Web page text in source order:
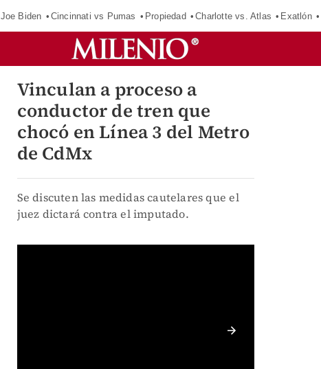
Joe Biden Cincinnati vs Pumas Propiedad Charlotte vs. Atlas Exatlón
Vinculan a proceso a
conductor de tren que
chocó en Línea 3 del Metro
de CdMx
Se discuten las medidas cautelares que el
juez dictará contra el imputado.